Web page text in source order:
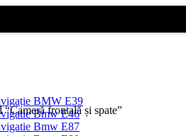
BMW E39
Bmw E46
Bmw E87
“Cameră frontală și spate”